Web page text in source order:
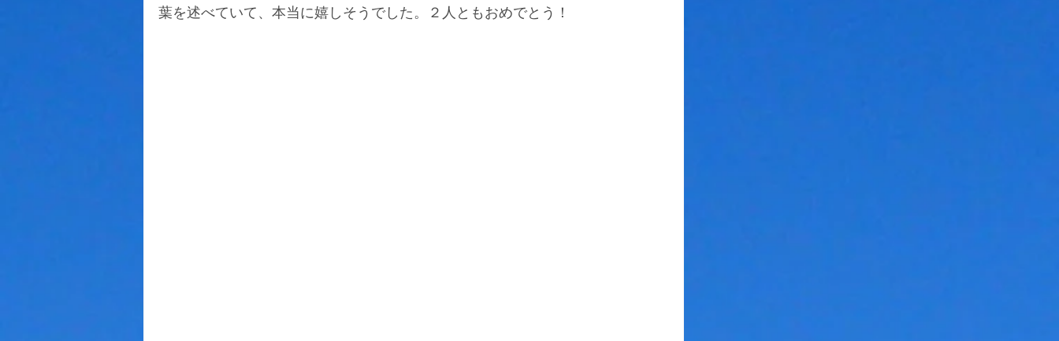
葉を述べていて、本当に嬉しそうでした。２人ともおめでとう！